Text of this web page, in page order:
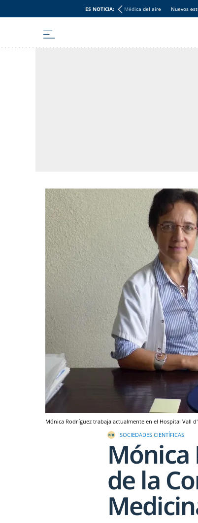
ES NOTICIA: Médica del aire Nuevos
Mónica Rodríguez trabaja actualmente en el Hospital Vall
SOCIEDADES CIENTÍFICAS
Mónica
de la